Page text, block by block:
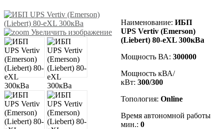
Увеличить изображение
Наименование: ИБП
UPS Vertiv (Emerson)
(Liebert) 80-eXL 300кВа
Мощность ВА: 300000
Мощность кВА/
кВт: 300/300
Топология: Online
Время автономной работы
мин.: 0